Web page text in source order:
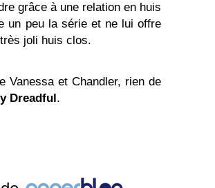
grâce à une relation en huis
un peu la série et ne lui offre
joli huis clos.
Vanessa et Chandler, rien de
Dreadful.